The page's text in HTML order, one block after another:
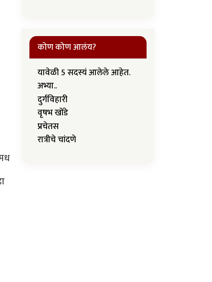
कोण कोण आलंय?
यावेळी 5 सदस्यं आलेले आहेत.
अभ्या..
दुर्गविहारी
वृषभ खोंडे
प्रचेतस
रात्रीचे चांदणे